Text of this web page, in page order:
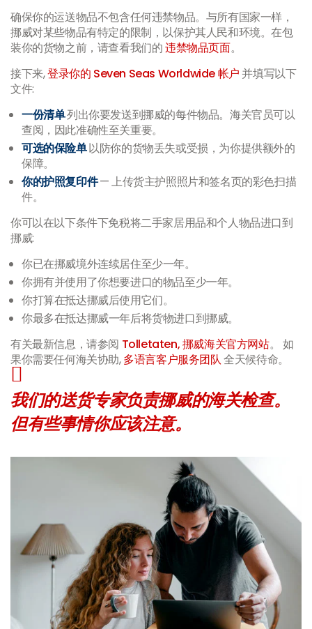
确保你的运送物品不包含任何违禁物品。与所有国家一样，
挪威对某些物品有特定的限制，以保护其人民和环境。在包
装你的货物之前，请查看我们的违禁物品页面。
接下来,登录你的 Seven Seas Worldwide 帐户 并填写以下
文件:
一份清单列出你要发送到挪威的每件物品。海关官员可以
查阅，因此准确性至关重要。
可选的保险单以防你的货物丢失或受损，为你提供额外的
保障。
你的护照复印件—上传货主护照照片和签名页的彩色扫描
件。
你可以在以下条件下免税将二手家居用品和个人物品进口到
挪威:
你已在挪威境外连续居住至少一年。
你拥有并使用了你想要进口的物品至少一年。
你打算在抵达挪威后使用它们。
你最多在抵达挪威一年后将货物进口到挪威。
有关最新信息，请参阅 Tolletaten, 挪威海关官方网站。 如
果你需要任何海关协助,多语言客户服务团队全天候待命。
我们的送货专家负责挪威的海关检查。
但有些事情你应该注意。